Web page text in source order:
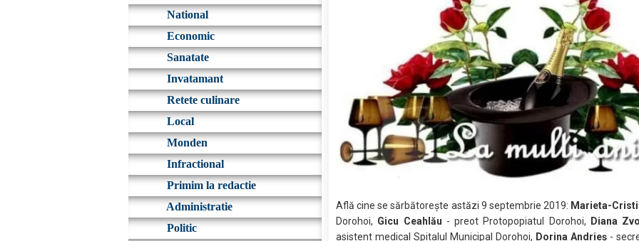
National
Economic
Sanatate
Invatamant
Retete culinare
Local
Monden
Infractional
Primim la redactie
Administratie
Politic
Află cine se sărbătoreşte astăzi 9 septembrie 2019: Marieta-
Dorohoi, Gicu Ceahlău - preot Protopopiatul Dorohoi, Diana
asistent medical Spitalul Municipal Dorohoi, Dorina Andrieş -